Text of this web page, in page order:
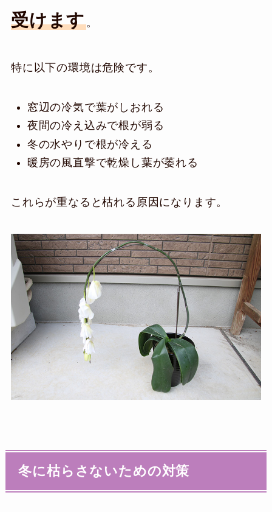
受けます。
特に以下の環境は危険です。
窓辺の冷気で葉がしおれる
夜間の冷え込みで根が弱る
冬の水やりで根が冷える
暖房の風直撃で乾燥し葉が萎れる
これらが重なると枯れる原因になります。
冬に枯らさないための対策